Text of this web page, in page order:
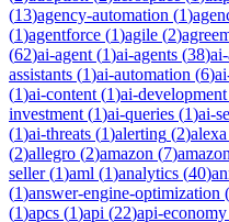
(13)agency-automation (1)
(1)agentforce (1)agile (2)
(62)ai-agent (1)ai-agents (38)
assistants (1)ai-automation (6)
(1)ai-content (1)ai-development
investment (1)ai-queries (1)ai-
(1)ai-threats (1)alerting (2)alexa
(2)allegro (2)amazon (7)
seller(1)aml (1)analytics (40)
(1)answer-engine-optimization (
(1)apcs (1)api (22)api-economy